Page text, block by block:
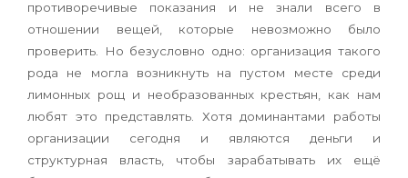
противоречивые показания и не знали всего в
отношении вещей, которые невозможно было
проверить. Но безусловно одно: организация такого
рода не могла возникнуть на пустом месте среди
лимонных рощ и необразованных крестьян, как нам
любят это представлять. Хотя доминантами работы
организации сегодня и являются деньги и
структурная власть, чтобы зарабатывать их ещё